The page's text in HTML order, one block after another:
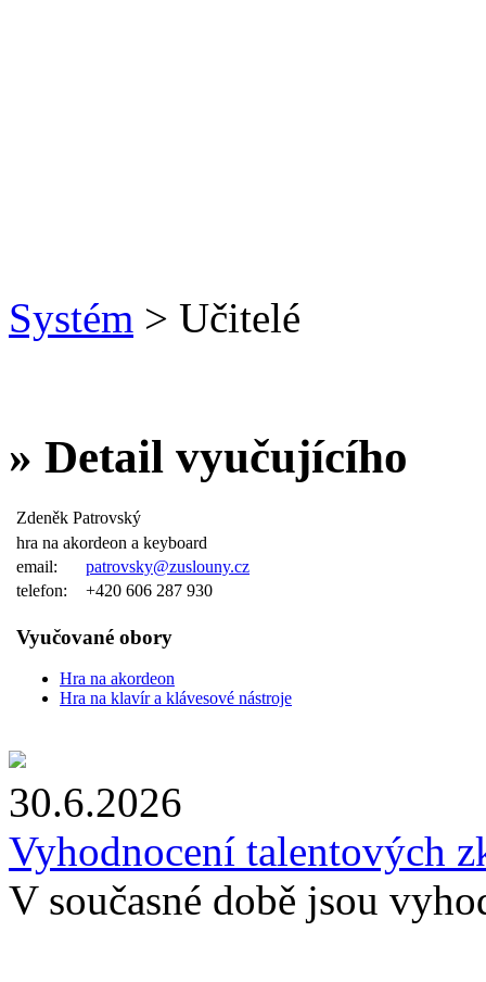
Systém > Učitelé
» Detail vyučujícího
Zdeněk Patrovský
hra na akordeon a keyboard
email:
patrovsky@zuslouny.cz
telefon:
+420 606 287 930
Vyučované obory
Hra na akordeon
Hra na klavír a klávesové nástroje
30.6.2026
Vyhodnocení talentových
V současné době jsou